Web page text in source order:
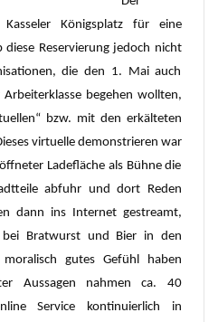
Königsplatz für eine
diese Reservierung jedoch nicht
die den 1. Mai auch
begehen wollten,
bzw. mit den erkälteten
virtuelle demonstrieren war
Ladefläche als Bühne die
abfuhr und dort Reden
dann ins Internet gestreamt,
bei Bratwurst und Bier in den
gutes Gefühl haben
Aussagen nahmen ca. 40
Service
kontinuierlich in